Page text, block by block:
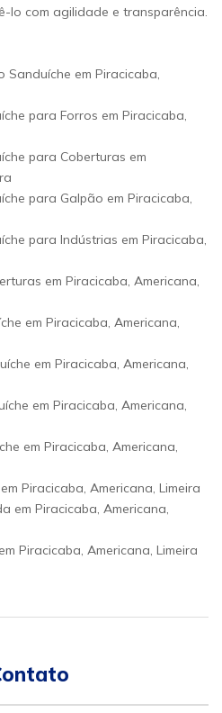
lo com agilidade e transparência.
Sanduíche em Piracicaba,
para Forros em Piracicaba,
para Coberturas em
para Galpão em Piracicaba,
para Indústrias em Piracicaba,
em Piracicaba, Americana,
em Piracicaba, Americana,
em Piracicaba, Americana,
em Piracicaba, Americana,
em Piracicaba, Americana,
Piracicaba, Americana, Limeira
em Piracicaba, Americana,
Piracicaba, Americana, Limeira